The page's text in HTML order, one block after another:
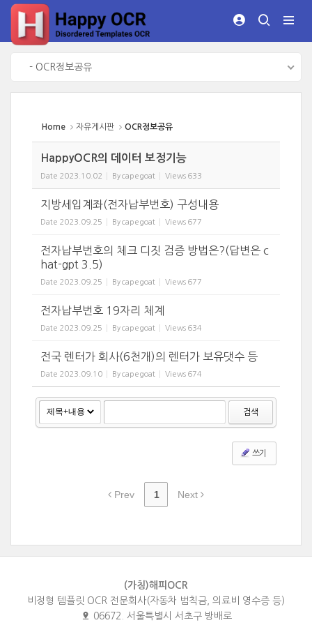
- OCR정보공유
Home 자유게시판 OCR정보공유
HappyOCR의 데이터 보정기능
Date 2023.10.02 Bycapegoat Views 633
지방세입계좌(전자납부번호) 구성내용
Date 2023.09.25 Bycapegoat Views 677
전자납부번호의 체크 디짓 검증 방법은?(답변은 c
hat-gpt 3.5)
Date 2023.09.25 Bycapegoat Views 677
전자납부번호 19자리 체계
Date 2023.09.25 Bycapegoat Views 634
전국 렌터가 회사(6천개)의 렌터가 보유댓수 등
Date 2023.09.10 Bycapegoat Views 674
검색
쓰기
Prev 1 Next
(가칭)해피OCR
비정형 템플릿 OCR 전문회사(자동차 범칙금, 의료비 영수증 등)
06672. 서울특별시 서초구 방배로
Sketchbook5, 스케치북5
Sketchbook5, 스케치북5